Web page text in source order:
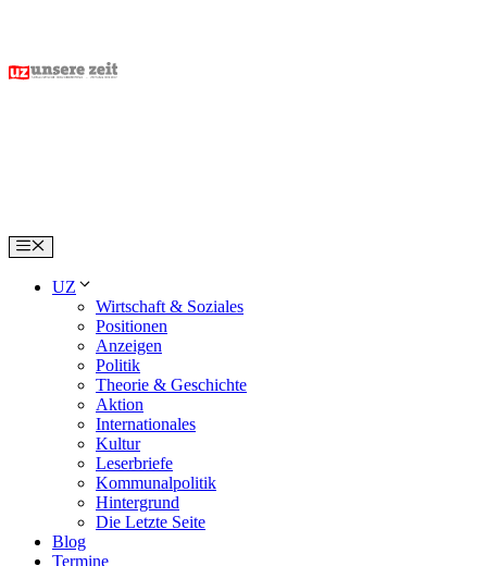
content
Menu
UZ
Wirtschaft & Soziales
Positionen
Anzeigen
Politik
Theorie & Geschichte
Aktion
Internationales
Kultur
Leserbriefe
Kommunalpolitik
Hintergrund
Die Letzte Seite
Blog
Termine